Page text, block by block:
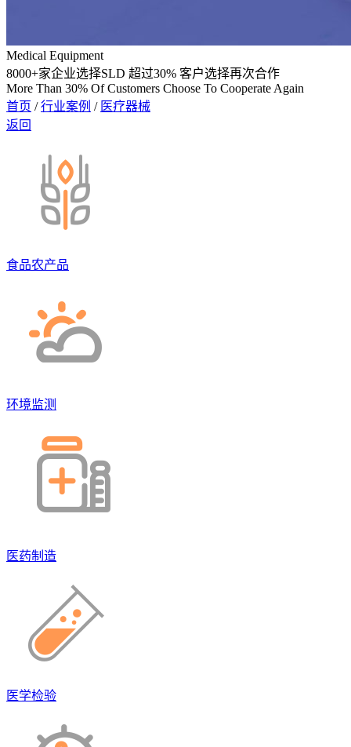
Medical Equipment
8000+家企业选择SLD 超过30% 客户选择再次合作
More Than 30% Of Customers Choose To Cooperate Again
首页 /行业案例 / 医疗器械
返回
食品农产品
环境监测
医药制造
医学检验